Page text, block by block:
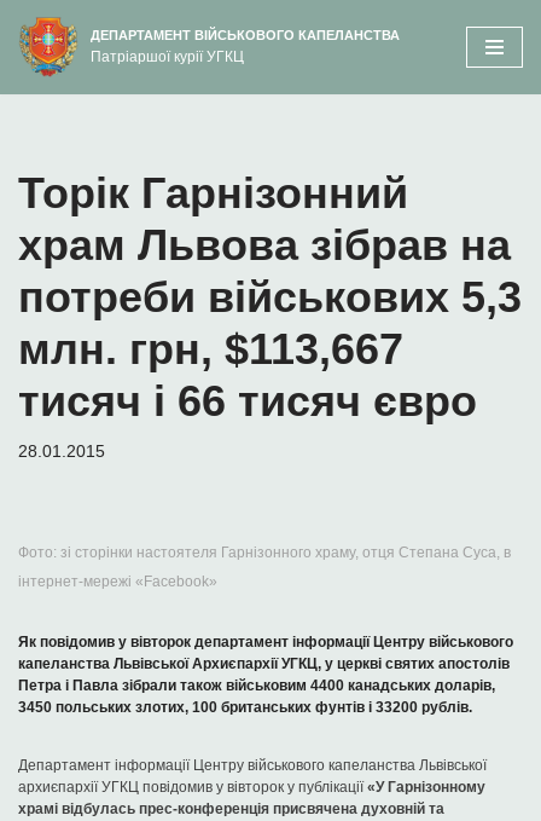
вмісту
Перейти
до
ДЕПАРТАМЕНТ ВІЙСЬКОВОГО КАПЕЛАНСТВА
Патріаршої курії УГКЦ
Торік Гарнізонний
храм Львова зібрав на
потреби військових 5,3
млн. грн, $113,667
тисяч і 66 тисяч євро
28.01.2015
Фото: зі сторінки настоятеля Гарнізонного храму, отця Степана Суса, в
інтернет-мережі «Facebook»
Як повідомив у вівторок департамент інформації Центру військового
капеланства Львівської Архиєпархії УГКЦ, у церкві святих апостолів
Петра і Павла зібрали також військовим 4400 канадських доларів,
3450 польських злотих, 100 британських фунтів і 33200 рублів.
Департамент інформації Центру військового капеланства Львівської
архиєпархії УГКЦ повідомив у вівторок у публікації«У Гарнізонному
храмі відбулась прес-конференція присвячена духовній та